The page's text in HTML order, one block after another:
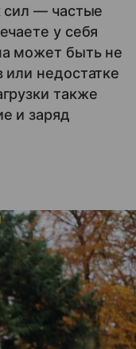
сил — частые
у себя
может быть не
или недостатке
также
и заряд